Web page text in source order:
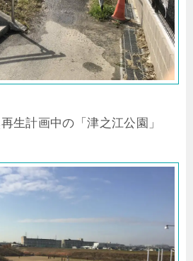
生計画中の「津之江公園」